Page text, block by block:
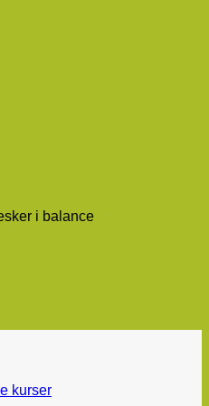
i balance
kurser